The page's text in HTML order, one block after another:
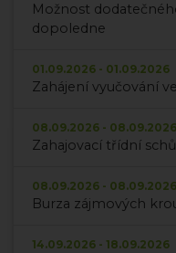
Možnost
dopoledne
01.09.2026 - 01.09.2026
Zahájení vyučování
08.09.2026 - 08.09.2026
Zahajovací třídní
08.09.2026 - 08.09.2026
Burza zájmových
14.09.2026 - 18.09.2026